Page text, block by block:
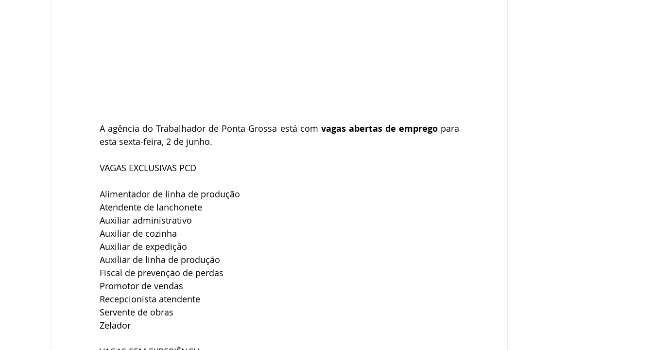
A agência do Trabalhador de Ponta Grossa está com vagas abertas de emprego para
esta sexta-feira, 2 de junho.
VAGAS EXCLUSIVAS PCD
Alimentador de linha de produção
Atendente de lanchonete
Auxiliar administrativo
Auxiliar de cozinha
Auxiliar de expedição
Auxiliar de linha de produção
Fiscal de prevenção de perdas
Promotor de vendas
Recepcionista atendente
Servente de obras
Zelador